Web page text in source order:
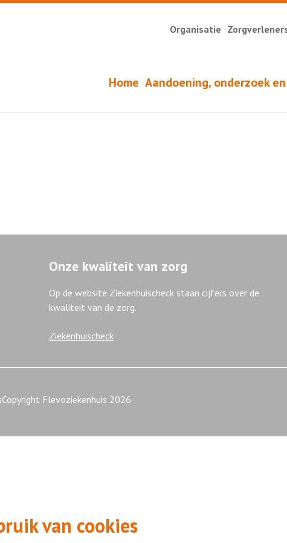
Home Aandoening, onderzoek
Organisatie
Onze kwaliteit van zorg
Op de website Ziekenhuischeck staan cijfers over de
kwaliteit van de zorg.
Ziekenhuischeck
Copyright Flevoziekenhuis 2026
van cookies